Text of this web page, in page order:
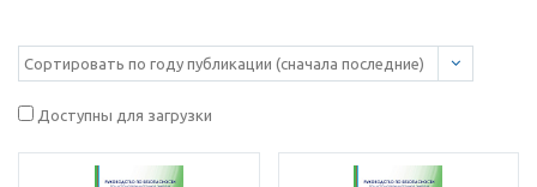
Доступны для загрузки